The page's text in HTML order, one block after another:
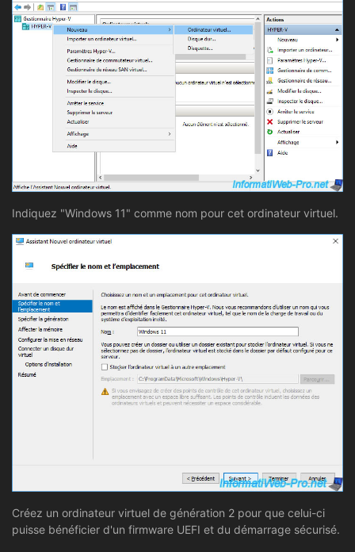
Indiquez "Windows 11" comme nom pour cet ordinateur virtuel.
Créez un ordinateur virtuel de génération 2 pour que celui-ci
puisse bénéficier d'un firmware UEFI et du démarrage sécurisé.